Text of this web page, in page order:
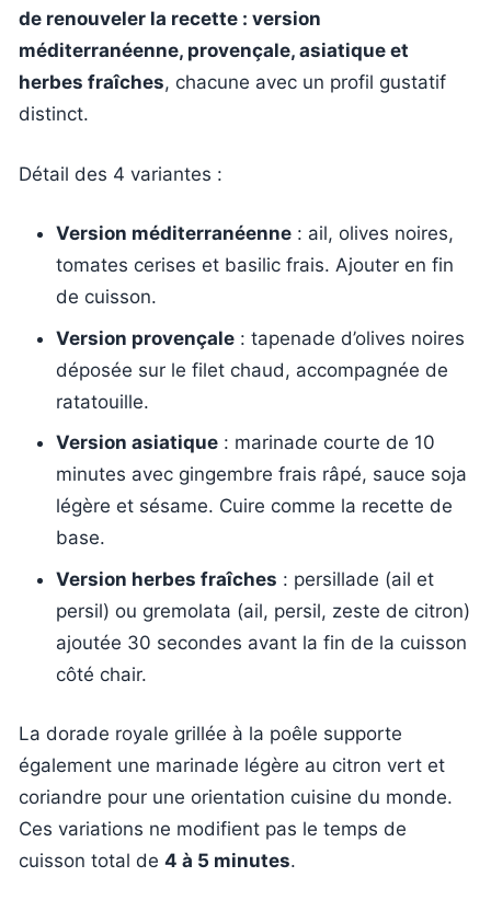
de renouveler la recette : version
méditerranéenne, provençale, asiatique et
herbes fraîches, chacune avec un profil gustatif
distinct.
Détail des 4 variantes :
Version méditerranéenne : ail, olives noires,
tomates cerises et basilic frais. Ajouter en fin
de cuisson.
Version provençale : tapenade d’olives noires
déposée sur le filet chaud, accompagnée de
ratatouille.
Version asiatique : marinade courte de 10
minutes avec gingembre frais râpé, sauce soja
légère et sésame. Cuire comme la recette de
base.
Version herbes fraîches : persillade (ail et
persil) ou gremolata (ail, persil, zeste de citron)
ajoutée 30 secondes avant la fin de la cuisson
côté chair.
La dorade royale grillée à la poêle supporte
également une marinade légère au citron vert et
coriandre pour une orientation cuisine du monde.
Ces variations ne modifient pas le temps de
cuisson total de 4 à 5 minutes.